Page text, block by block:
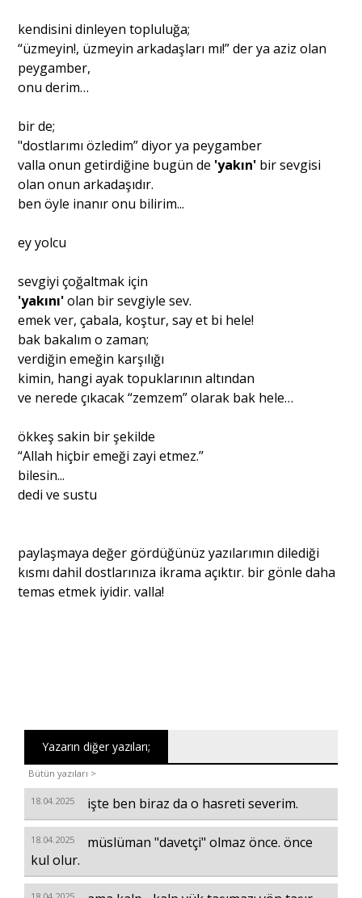
kendisini dinleyen topluluğa;
“üzmeyin!, üzmeyin arkadaşları mı!” der ya aziz olan
peygamber,
onu derim…
bir de;
"dostlarımı özledim” diyor ya peygamber
valla onun getirdiğine bugün de 'yakın' bir sevgisi
olan onun arkadaşıdır.
ben öyle inanır onu bilirim...
ey yolcu
sevgiyi çoğaltmak için
'yakını'olan bir sevgiyle sev.
emek ver, çabala, koştur, say et bi hele!
bak bakalım o zaman;
verdiğin emeğin karşılığı
kimin, hangi ayak topuklarının altından
ve nerede çıkacak “zemzem” olarak bak hele…
ökkeş sakin bir şekilde
“Allah hiçbir emeği zayi etmez.’’
bilesin...
dedi ve sustu
paylaşmaya değer gördüğünüz yazılarımın dilediği
kısmı dahil dostlarınıza ikrama açıktır. bir gönle daha
temas etmek iyidir. valla!
Yazarın diğer yazıları;
Bütün yazıları >
18.04.2025 işte ben biraz da o hasreti severim.
18.04.2025
müslüman "davetçi" olmaz önce. önce
kul olur.